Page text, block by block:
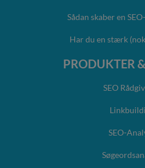
Sådan skaber en
Har du en stærk
PRODUKTER
SEO
SEO-